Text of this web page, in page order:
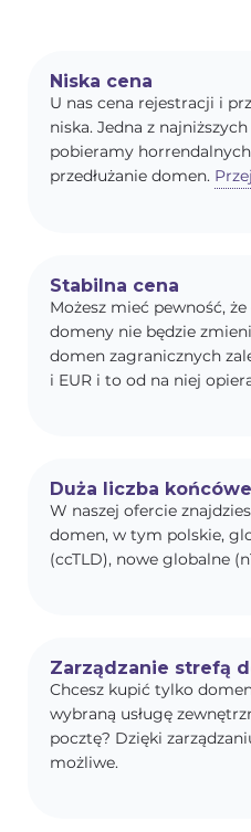
Niska cena
U nas cena rejestracji i
niska. Jedna z
pobieramy
przedłużanie domen.
Stabilna cena
Możesz mieć pewność, że
domeny nie będzie
domen zagranicznych
i EUR i to od na niej
Duża liczba
W naszej ofercie
domen, w tym polskie,
(ccTLD), nowe globalne
Zarządzanie strefą
Chcesz kupić tylko
wybraną usługę
pocztę? Dzięki
możliwe.